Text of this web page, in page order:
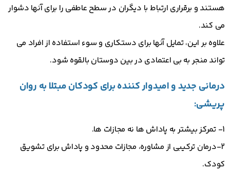
هستند و برقراری ارتباط با دیگران در سطح عاطفی را برای آنها دشوار
می کند.
علاوه بر این، تمایل آنها برای دستکاری و سوء استفاده از افراد می
تواند منجر به بی اعتمادی در بین دوستان بالقوه شود.
درمانی جدید و امیدوار کننده برای کودکان مبتلا به روان
پریشی:
1- تمرکز بیشتر به پاداش ها نه مجازات ها.
2-درمان ترکیبی از مشاوره، مجازات محدود و پاداش برای تشویق
کودک.